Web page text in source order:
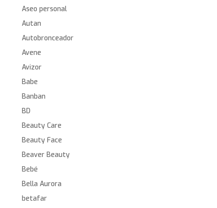
Aseo personal
Autan
Autobronceador
Avene
Avizor
Babe
Banban
BD
Beauty Care
Beauty Face
Beaver Beauty
Bebé
Bella Aurora
betafar